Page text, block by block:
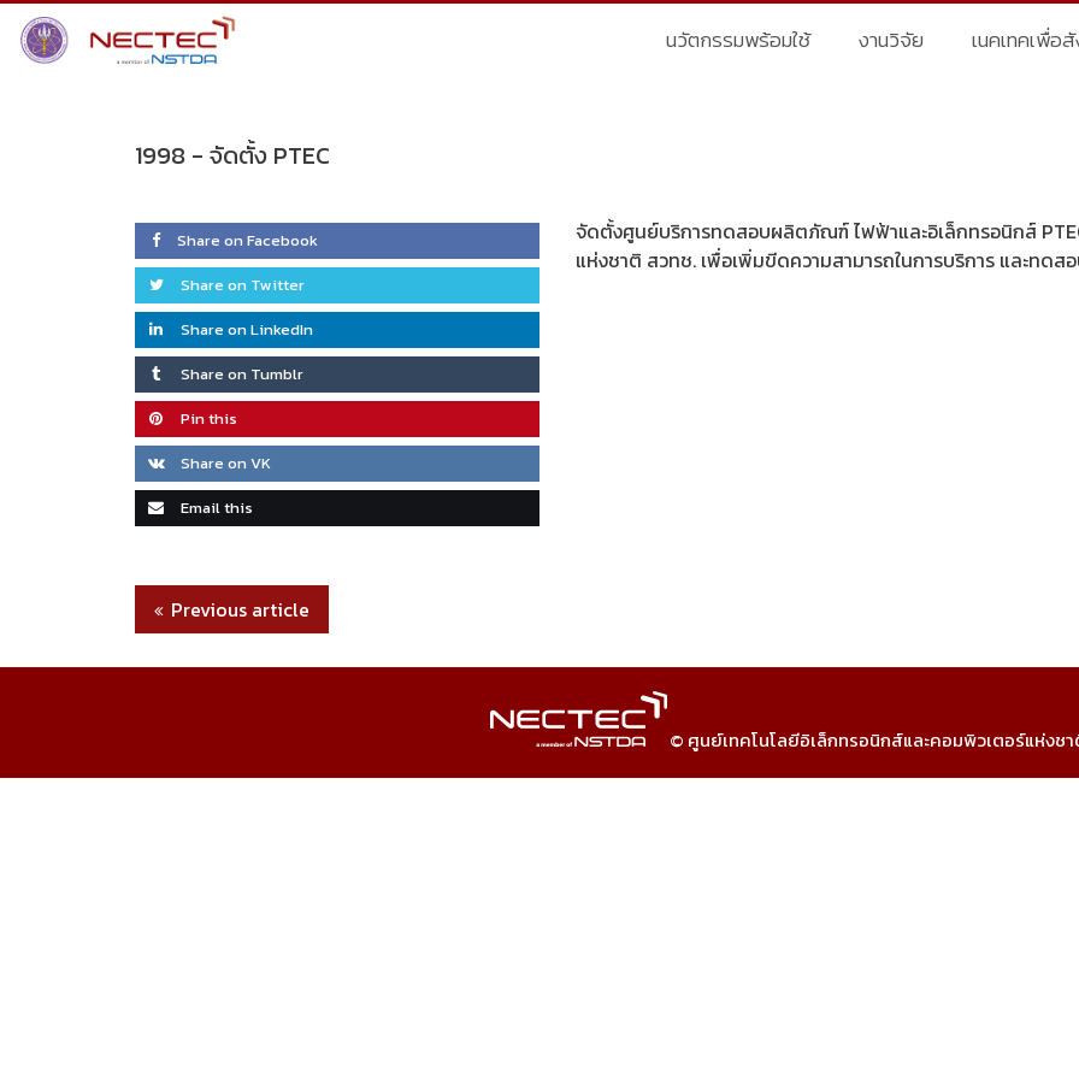
Skip
นวัตกรรมพร้อมใช้ งานวิจัย เนคเทคเพื่อ
1998 - จัดตั้ง PTEC
Share on Facebook
Share on Twitter
Share on LinkedIn
Share on Tumblr
Pin this
Share on VK
Email this
จัดตั้งศูนย์บริการทดสอบผลิตภัณฑ์ ไฟฟ้าและอิเล็กทรอนิกส์
แห่งชาติ สวทช. เพื่อเพิ่มขีดความสามารถในการบริการ และทดส
Previous article
© ศูนย์เทคโนโลยีอิเล็กทรอนิกส์และคอมพิวเตอร์แห่งชา